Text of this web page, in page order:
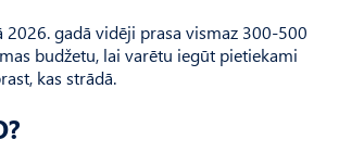
2026. gadā vidēji prasa vismaz 300-500
budžetu, lai varētu iegūt pietiekami
kas strādā.